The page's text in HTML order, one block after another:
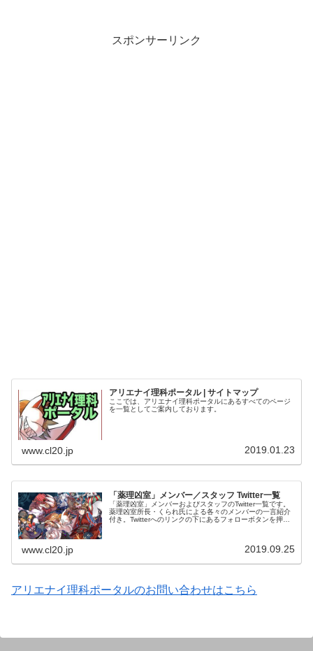
スポンサーリンク
アリエナイ理科ポータル | サイトマップ
ここでは、アリエナイ理科ポータルにあるすべてのページ
を一覧としてご案内しております。
www.cl20.jp 2019.01.23
「薬理凶室」メンバー／スタッフ Twitter一覧
「薬理凶室」メンバーおよびスタッフのTwitter一覧です。
薬理凶室所長・くられ氏による各々のメンバーの一言紹介
付き。Twitterへのリンクの下にあるフォローボタンを押す
www.cl20.jp 2019.09.25
アリエナイ理科ポータルのお問い合わせはこちら